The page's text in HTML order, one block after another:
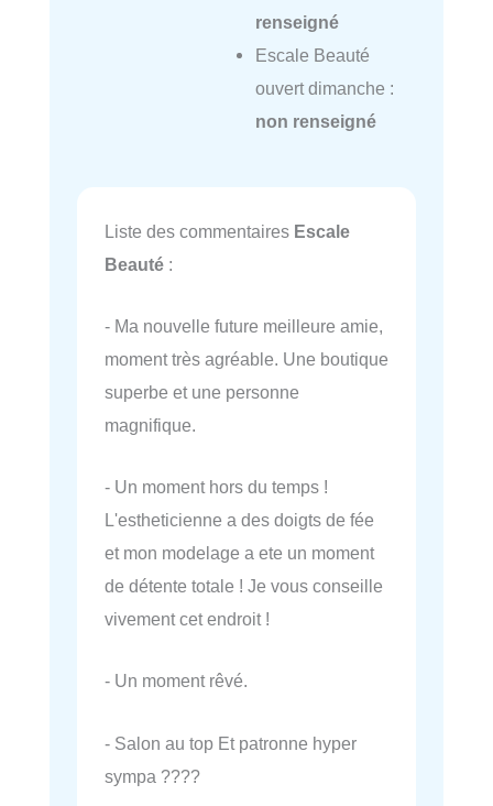
renseigné
Escale Beauté
ouvert dimanche :
non renseigné
Liste des commentaires Escale
Beauté :
- Ma nouvelle future meilleure amie,
moment très agréable. Une boutique
superbe et une personne
magnifique.
- Un moment hors du temps !
L'estheticienne a des doigts de fée
et mon modelage a ete un moment
de détente totale ! Je vous conseille
vivement cet endroit !
- Un moment rêvé.
- Salon au top Et patronne hyper
sympa ????